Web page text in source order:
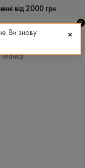
від 2000 грн
0
Майка
Ви знову